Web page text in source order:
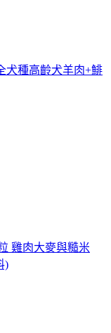
犬種高齡犬羊肉+鯡
雞肉大麥與糙米
)